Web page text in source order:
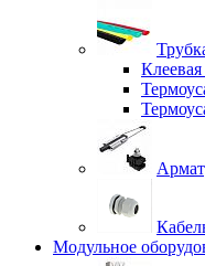
Клеевая
Модульное